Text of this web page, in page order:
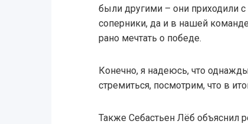
были другими – они приходили
соперники, да и в нашей
рано мечтать о победе.
Конечно, я надеюсь, что
стремиться, посмотрим, что в
Также Себастьен Лёб объяснил